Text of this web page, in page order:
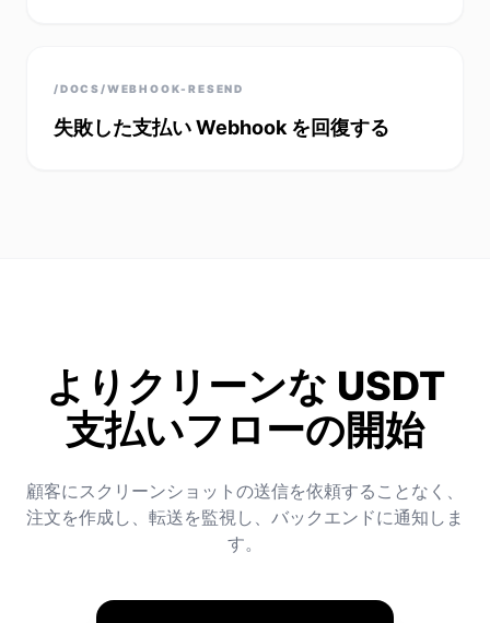
/DOCS/WEBHOOK-RESEND
失敗した支払い Webhook を回復する
よりクリーンな USDT
支払いフローの開始
顧客にスクリーンショットの送信を依頼することなく、
注文を作成し、転送を監視し、バックエンドに通知しま
す。